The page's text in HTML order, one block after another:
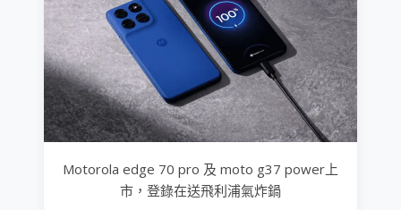
Motorola edge 70 pro 及 moto g37 power上
市，登錄在送飛利浦氣炸鍋